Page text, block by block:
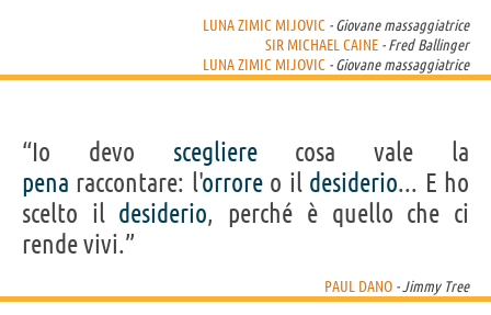
LUNA ZIMIC MIJOVIC - Giovane massaggiatrice
SIR MICHAEL CAINE - Fred Ballinger
LUNA ZIMIC MIJOVIC - Giovane massaggiatrice
“Io devo sceglierecosa vale la
pena raccontare: l'orroreo il desiderio... E ho
scelto il desiderio, perché è quello che ci
rende vivi.”
PAUL DANO - Jimmy Tree